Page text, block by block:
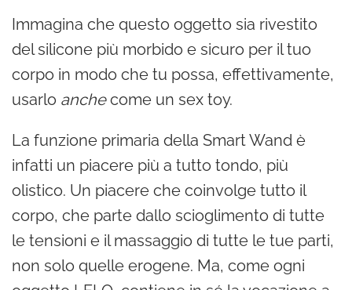
Immagina che questo oggetto sia rivestito
del silicone più morbido e sicuro per il tuo
corpo in modo che tu possa, effettivamente,
usarlo anchecome un sex toy.
La funzione primaria della Smart Wand è
infatti un piacere più a tutto tondo, più
olistico. Un piacere che coinvolge tutto il
corpo, che parte dallo scioglimento di tutte
le tensioni e il massaggio di tutte le tue parti,
non solo quelle erogene. Ma, come ogni